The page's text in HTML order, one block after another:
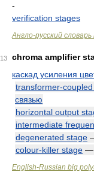
-
verification stages
Англо-русский
13
chroma amplifier
каскад усиления
transformer-
связью
horizontal output
intermediate
degenerated stage
colour-killer stage —
English-Russian big